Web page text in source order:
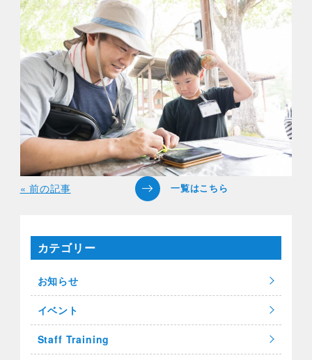
« 前の記事
カテゴリー
お知らせ
イベント
Staff Training